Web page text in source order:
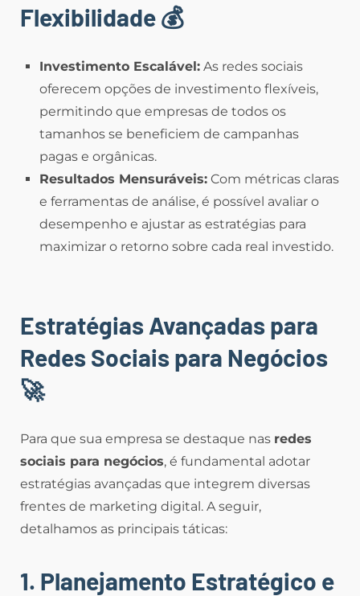
Flexibilidade💰
Investimento Escalável: As redes sociais
oferecem opções de investimento flexíveis,
permitindo que empresas de todos os
tamanhos se beneficiem de campanhas
pagas e orgânicas.
Resultados Mensuráveis: Com métricas claras
e ferramentas de análise, é possível avaliar o
desempenho e ajustar as estratégias para
maximizar o retorno sobre cada real investido.
Estratégias Avançadas para
Redes Sociais para Negócios
🚀
Para que sua empresa se destaque nas redes
sociais para negócios, é fundamental adotar
estratégias avançadas que integrem diversas
frentes de marketing digital. A seguir,
detalhamos as principais táticas:
1. Planejamento Estratégico e